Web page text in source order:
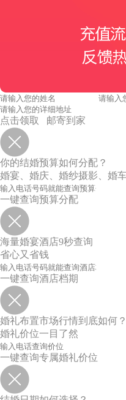
点击领取 邮寄到家
你的结婚预算如何分配？
婚宴、婚庆、婚纱摄影、婚
一键查询预算分配
海量婚宴酒店9秒查询
省心又省钱
一键查询酒店档期
婚礼布置市场行情到底如何？
婚礼价位一目了然
一键查询专属婚礼价位